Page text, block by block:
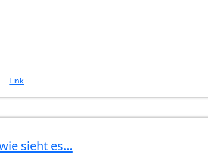
Link
vonSamantha (nicht überprüft)
sieht es…